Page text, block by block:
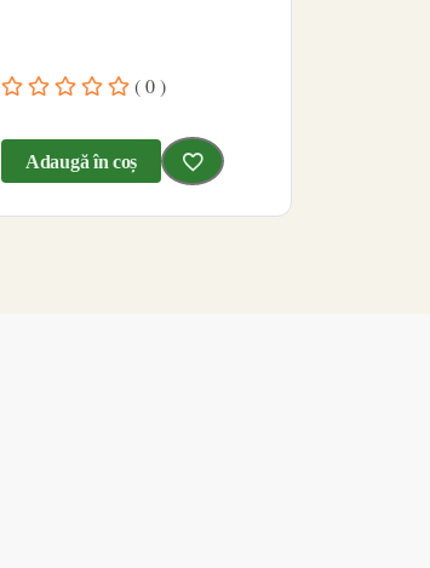
( 0 )
Adaugă în coș